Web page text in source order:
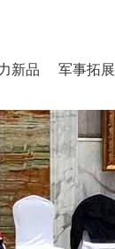
新品 军事拓展